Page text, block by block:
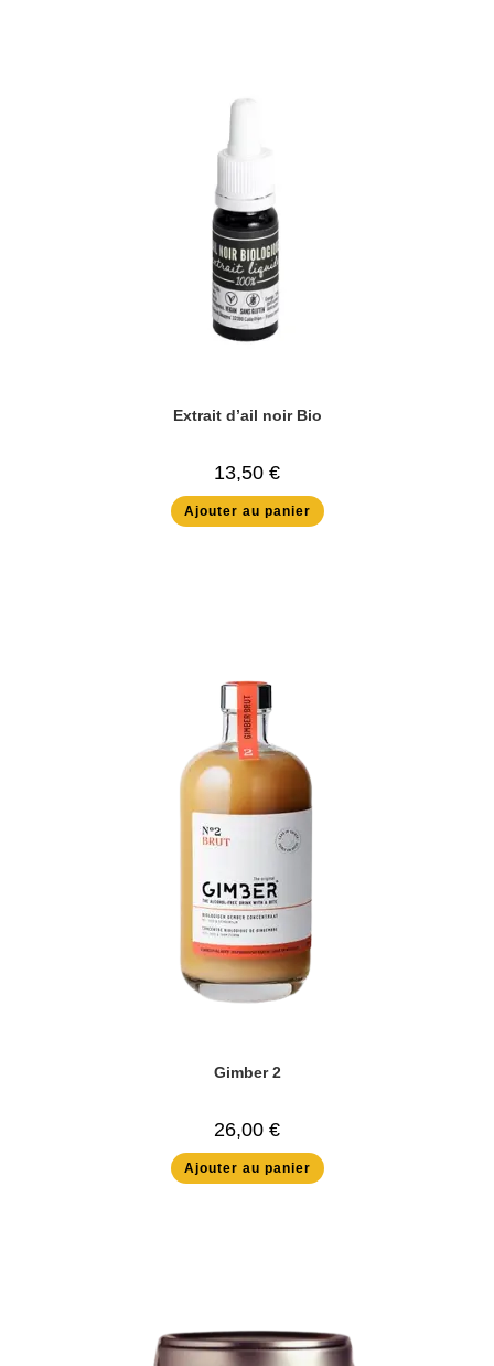
Extrait d’ail noir Bio
13,50 €
Ajouter au panier
Gimber 2
26,00 €
Ajouter au panier